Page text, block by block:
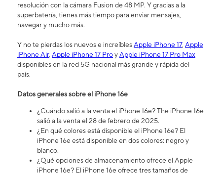
resolución con la cámara Fusion de 48 MP. Y gracias a la
superbatería, tienes más tiempo para enviar mensajes,
navegar y mucho más.
Y no te pierdas los nuevos e increíblesApple iPhone 17, Apple
iPhone Air, Apple iPhone 17 ProyApple iPhone 17 Pro Max
disponibles en la red 5G nacional más grande y rápida del
país.
Datos generales sobre el iPhone 16​​​​​​​e
¿Cuándo salió a la venta el iPhone 16​​​​​​​e? The iPhone 16e
salió a la venta el 28 de febrero de 2025.
¿En qué colores está disponible el iPhone 16e? El
iPhone 16e está disponible en dos colores: negro y
blanco.
¿Qué opciones de almacenamiento ofrece el Apple
iPhone 16e? El iPhone 16e ofrece tres tamaños de